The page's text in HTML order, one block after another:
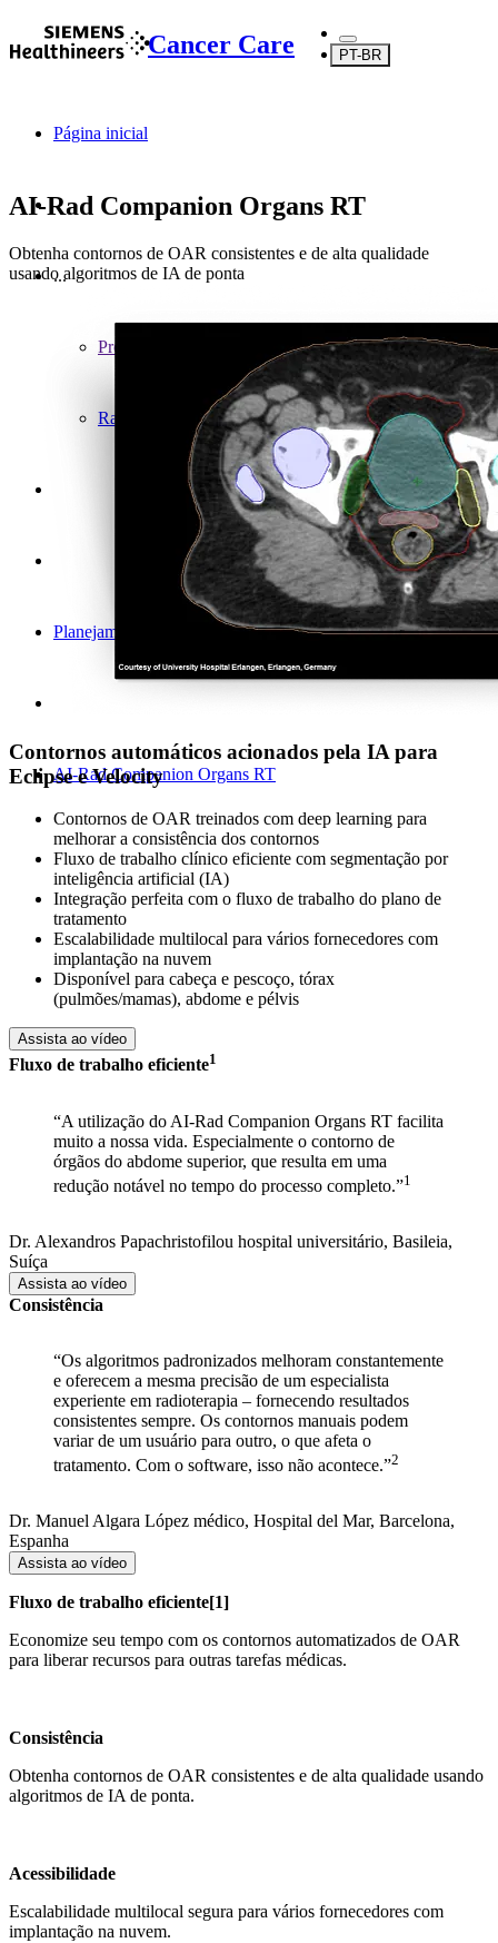
Cancer Care PT-BR
Página inicial
...
Produtos
Radiocirurgia
Planejamento de tratamento
AI-Rad Companion Organs RT
AI-Rad Companion Organs RT
Obtenha contornos de OAR consistentes e de alta qualidade
usando algoritmos de IA de ponta
Contornos automáticos acionados pela IA para
Eclipse e Velocity
Contornos de OAR treinados com deep learning para
melhorar a consistência dos contornos
Fluxo de trabalho clínico eficiente com segmentação por
inteligência artificial (IA)
Integração perfeita com o fluxo de trabalho do plano de
tratamento
Escalabilidade multilocal para vários fornecedores com
implantação na nuvem
Disponível para cabeça e pescoço, tórax
(pulmões/mamas), abdome e pélvis
Assista ao vídeo
Fluxo de trabalho eficiente​​1
“A utilização do AI-Rad Companion Organs RT facilita
muito a nossa vida. Especialmente o contorno de
órgãos do abdome superior, que resulta em uma
redução notável no tempo do processo completo.”1
Dr. Alexandros Papachristofilou hospital universitário, Basileia,
Suíça
Assista ao vídeo
Consistência
“Os algoritmos padronizados melhoram constantemente
e oferecem a mesma precisão de um especialista
experiente em radioterapia – fornecendo resultados
consistentes sempre. Os contornos manuais podem
variar de um usuário para outro, o que afeta o
tratamento. Com o software, isso não acontece.”2
Dr. Manuel Algara López médico, Hospital del Mar, Barcelona,
Espanha
Assista ao vídeo
Fluxo de trabalho eficiente​[​1]
Economize seu tempo com os contornos automatizados de OAR
para liberar recursos para outras tarefas médicas.
Consistência
Obtenha contornos de OAR consistentes e de alta qualidade usando
algoritmos de IA de ponta.
Acessibilidade
Escalabilidade multilocal segura para vários fornecedores com
implantação na nuvem.